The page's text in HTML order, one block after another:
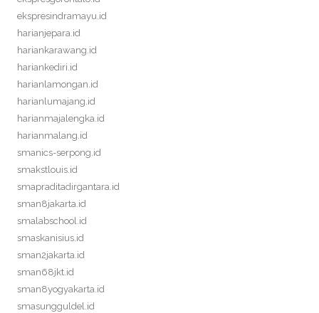
ekspresindramayu.id
harianjepara.id
hariankarawang.id
hariankediri.id
harianlamongan.id
harianlumajang.id
harianmajalengka.id
harianmalang.id
smanics-serpong.id
smakstlouis.id
smapraditadirgantara.id
sman8jakarta.id
smalabschool.id
smaskanisius.id
sman2jakarta.id
sman68jkt.id
sman8yogyakarta.id
smasungguldel.id